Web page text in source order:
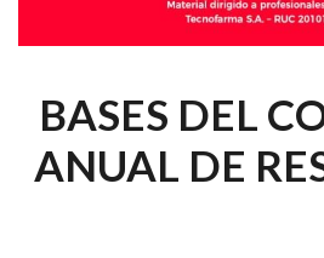
BASES DEL
ANUAL DE